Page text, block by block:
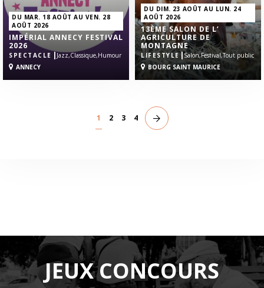
DU MAR. 18 AOÛT AU VEN. 28
AOÛT 2026
IMPÉRIAL ANNECY FESTIVAL
2026
SPECTACLE |Jazz,Classique,Humour
ANNECY
DU DIM. 23 AOÛT AU LUN. 24
AOÛT 2026
13ÈME SALON DE L’
AGRICULTURE DE
MONTAGNE
LIFESTYLE|Salon,Festival,Tout public
BOURG SAINT MAURICE
1 2 3 4
JEUX CONCOURS